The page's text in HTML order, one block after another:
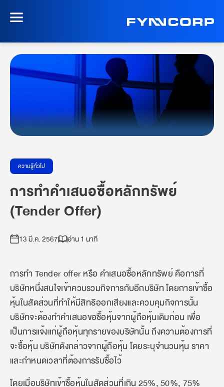
ความรู้ทั่วไป
การทำคำเสนอซื้อหลักทรัพย์
(Tender Offer)
13 มี.ค. 2567 อ่าน 1 นาที
การทำ Tender offer หรือ คำเสนอซื้อหลักทรัพย์ คือการที่
บริษัทหนึ่งสนใจเข้าควบรวมกิจการกับอีกบริษัท โดยการเข้าซื้อ
หุ้นในสัดส่วนที่ทำให้มีสิทธิออกเสียงและควบคุมกิจการนั้น
บริษัทจะต้องทำคำเสนอขอซื้อหุ้นจากผู้ถือหุ้นเดิมก่อน เพื่อ
เป็นการแจ้งแก่ผู้ถือหุ้นทุกรายของบริษัทนั้น ถึงความต้องการที่
จะซื้อหุ้น บริษัทดังกล่าวจากผู้ถือหุ้น โดยระบุจำนวนหุ้น ราคา
และกำหนดเวลาที่ต้องการรับซื้อไว้
โดยเมื่อบริษัทเข้าซื้อหุ้นในสัดส่วนที่เกิน 25%, 50%, 75%